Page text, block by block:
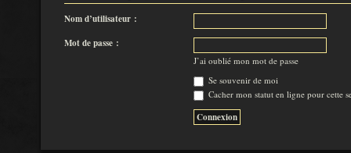
Nom d’utilisateur :
Mot de passe :
J’ai oublié mon mot de passe
Se souvenir de moi
Cacher mon statut en ligne pour cette